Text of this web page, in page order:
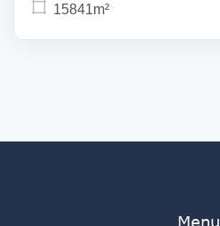
15841m²
Menu